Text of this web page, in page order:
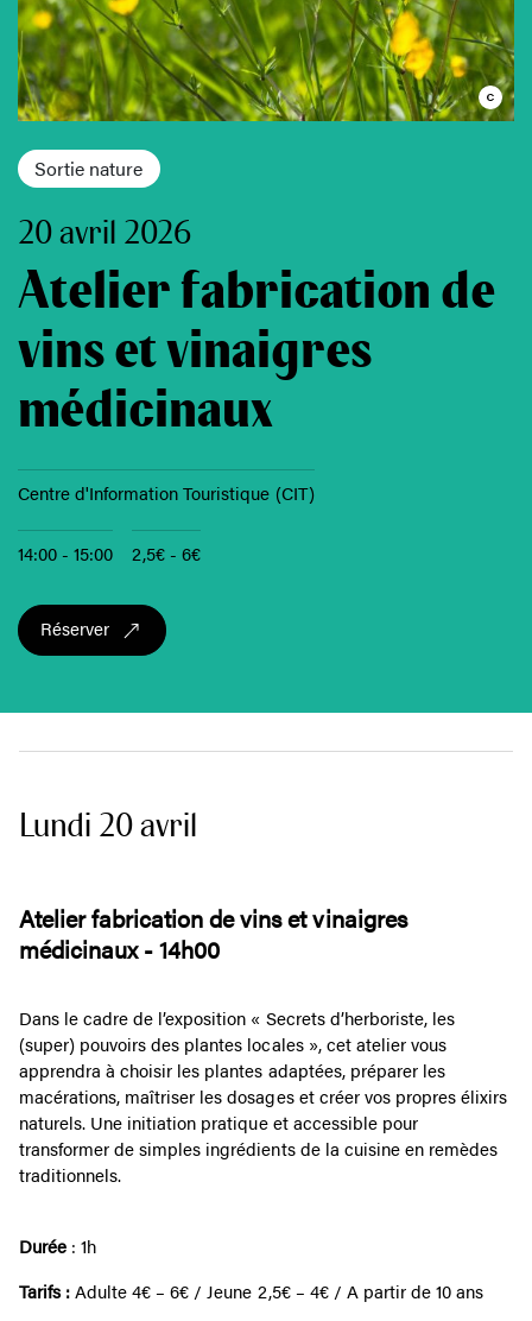
Sortie nature
20 avril 2026
Atelier fabrication de
vins et vinaigres
médicinaux
Centre d'Information Touristique (CIT)
14:00 - 15:00 2,5€ - 6€
Réserver
Lundi 20 avril
Atelier fabrication de vins et vinaigres
médicinaux - 14h00
Dans le cadre de l’exposition « Secrets d’herboriste, les
(super) pouvoirs des plantes locales », cet atelier vous
apprendra à choisir les plantes adaptées, préparer les
macérations, maîtriser les dosages et créer vos propres élixirs
naturels. Une initiation pratique et accessible pour
transformer de simples ingrédients de la cuisine en remèdes
traditionnels.
Durée : 1h
Tarifs :Adulte 4€ – 6€ / Jeune 2,5€ – 4€ / A partir de 10 ans